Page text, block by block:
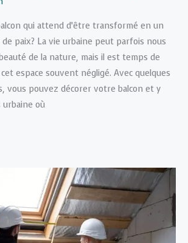
qui attend d’être transformé en un
paix? La vie urbaine peut parfois nous
de la nature, mais il est temps de
espace souvent négligé. Avec quelques
vous pouvez décorer votre balcon et y
urbaine où